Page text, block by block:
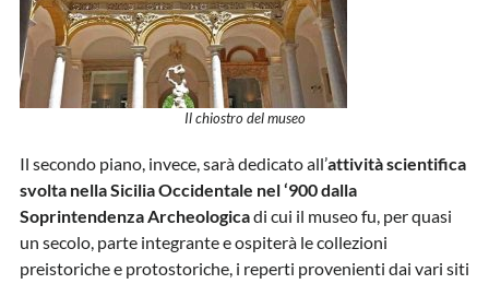
Il chiostro del museo
Il secondo piano, invece, sarà dedicato all’attività scientifica
svolta nella Sicilia Occidentale nel ‘900 dalla
Soprintendenza Archeologicadi cui il museo fu, per quasi
un secolo, parte integrante e ospiterà le collezioni
preistoriche e protostoriche, i reperti provenienti dai vari siti